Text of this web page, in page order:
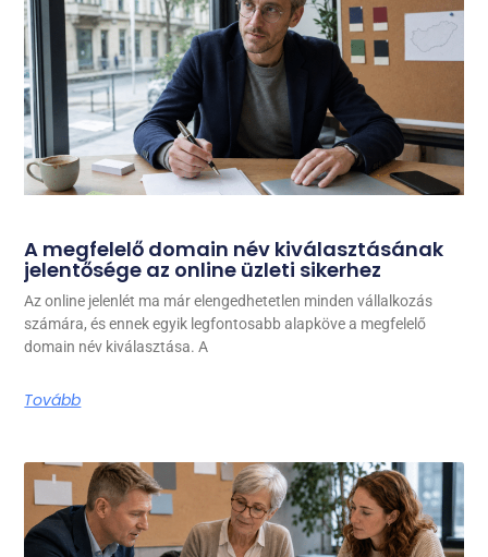
A megfelelő domain név kiválasztásának
jelentősége az online üzleti sikerhez
Az online jelenlét ma már elengedhetetlen minden vállalkozás
számára, és ennek egyik legfontosabb alapköve a megfelelő
domain név kiválasztása. A
Tovább